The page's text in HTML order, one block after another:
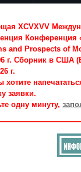
XCVXVV
Конференция
and Prospects of
г. Сборник в США
г.
хотите
заявки.
одну минуту,